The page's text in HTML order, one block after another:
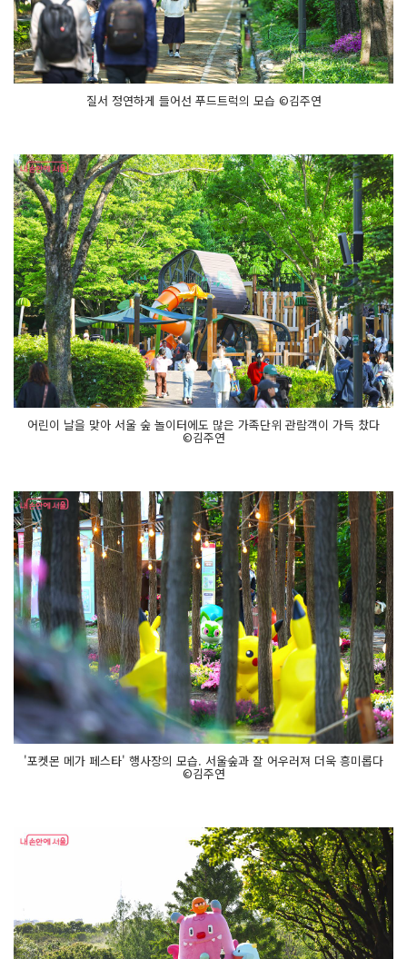
질서 정연하게 들어선 푸드트럭의 모습 ©김주연
어린이 날을 맞아 서울 숲 놀이터에도 많은 가족단위 관람객이 가득 찼다
©김주연
'포켓몬 메가 페스타' 행사장의 모습. 서울숲과 잘 어우러져 더욱 흥미롭다
©김주연